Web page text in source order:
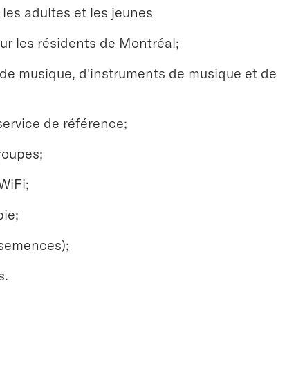
adultes et les jeunes
les résidents de Montréal;
musique, d'instruments de musique et de
de référence;